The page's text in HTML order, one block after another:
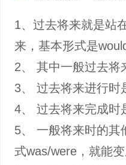
1、过去将来就是站
来，基本形式是
2、 其中一般过去将
3、 过去将来进行时
4、 过去将来完成时
5、 一般将来时的其
式was/were，就能